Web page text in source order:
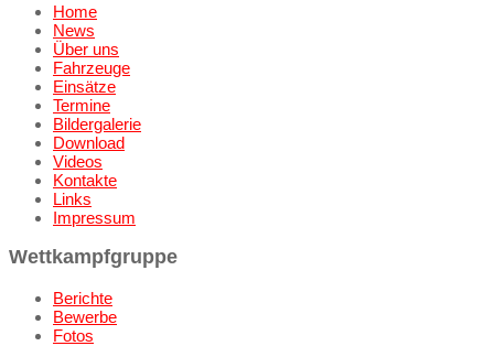
Home
News
Über uns
Fahrzeuge
Einsätze
Termine
Bildergalerie
Download
Videos
Kontakte
Links
Impressum
Wettkampfgruppe
Berichte
Bewerbe
Fotos